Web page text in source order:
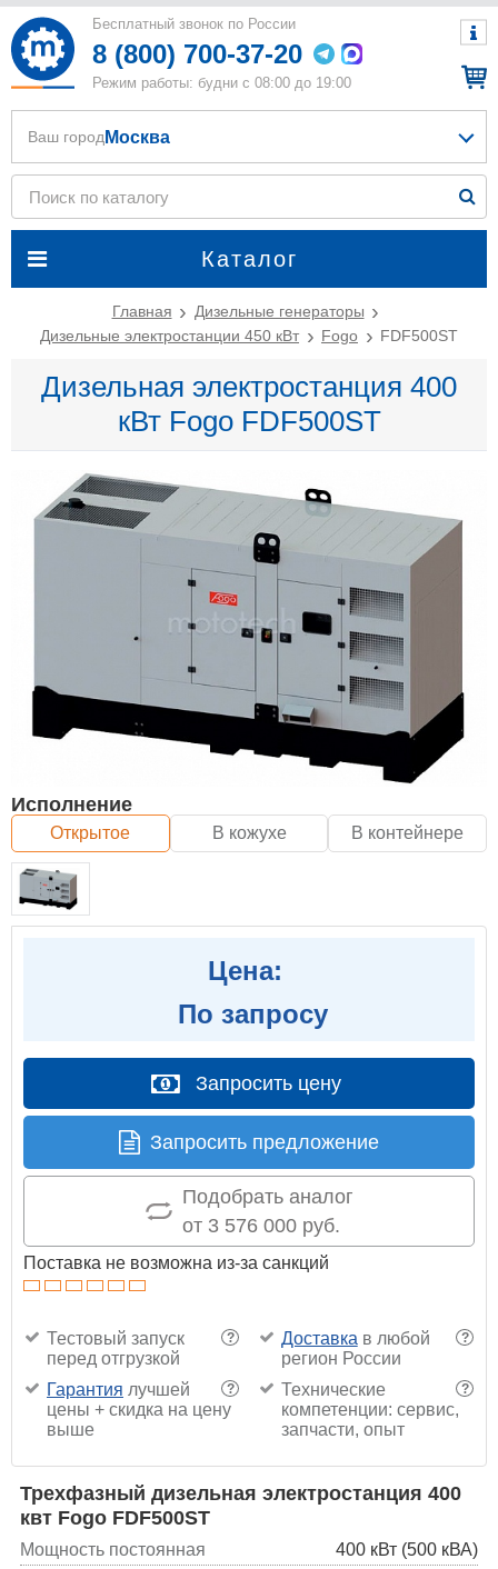
Бесплатный звонок по России
8 (800) 700-37-20
Режим работы: будни с 08:00 до 19:00
Каталог
Ваш город Москва
Главная
Дизельные генераторы
Дизельные электростанции 450 кВт
Fogo FDF500ST
Дизельная электростанция 400
кВт Fogo FDF500ST
Исполнение
Открытое В кожухе В контейнере
Цена:
По запросу
Запросить цену
Запросить предложение
Подобрать аналог
от 3 576 000 руб.
Поставка не возможна из-за санкций
?
Тестовый запуск
перед отгрузкой
?
Доставка в любой
регион России
?
Гарантия лучшей
цены + скидка на цену
выше
?
Технические
компетенции: сервис,
запчасти, опыт
Трехфазный дизельная электростанция 400
квт Fogo FDF500ST
Мощность постоянная
400 кВт (500 кВА)